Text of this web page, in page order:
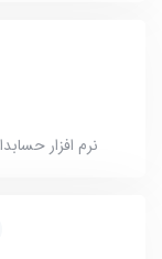
نرم افزار